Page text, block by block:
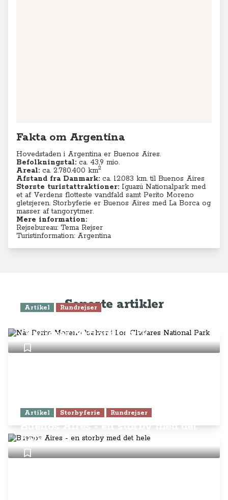
Fakta om Argentina
Hovedstaden i Argentina er Buenos Aires.
Befolkningstal: ca. 43,9 mio.
Areal: ca. 2.780.400 km2
Afstand fra Danmark: ca. 12.083 km. til Buenos Aires
Største turistattraktioner: Iguazú Nationalpark med
et af Verdens flotteste vandfald samt Perito Moreno
gletsjeren. Storbyferie er Buenos Aires med La Borca og
masser af tangorytmer.
Mere information:
Rejsebureau: Tema Rejser
Turistinformation: Argentina
Seneste artikler
Artikel Rundrejser
Glaciares National Park
Artikel Storbyferie Rundrejser
Buenos Aires - en storby med det
hele